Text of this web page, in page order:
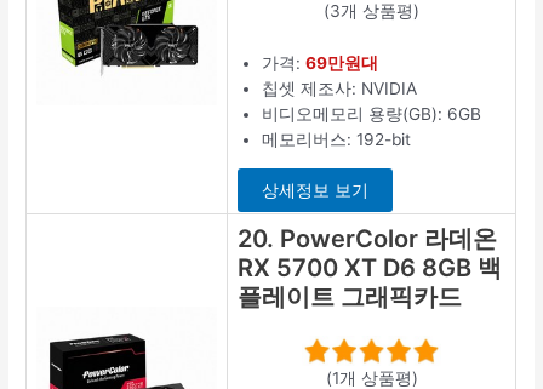
(3개 상품평)
가격:69만원대
칩셋 제조사: NVIDIA
비디오메모리 용량(GB): 6GB
메모리버스: 192-bit
상세정보 보기
20. PowerColor 라데온
RX 5700 XT D6 8GB 백
플레이트 그래픽카드
(1개 상품평)